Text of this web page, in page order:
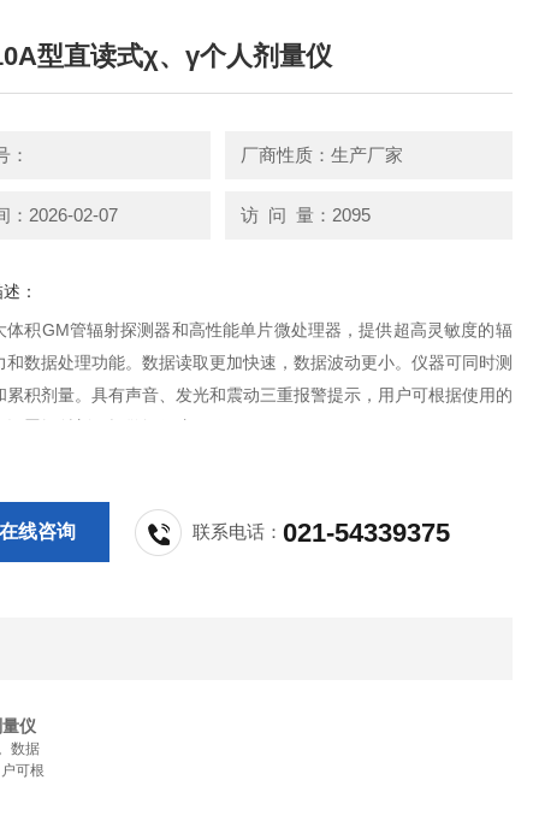
型直读式χ、γ个人剂量仪
： 厂商性质：生产厂家
：2026-02-07 访 问 量：2095
：
体积GM管辐射探测器和高性能单片微处理器，提供超高灵敏度的辐
和数据处理功能。数据读取更加快速，数据波动更小。仪器可同时测
累积剂量。具有声音、发光和震动三重报警提示，用户可根据使用的
置辐射剂量报警阈值(门限值)。
线咨询 联系电话：021-54339375
仪
数据
可根